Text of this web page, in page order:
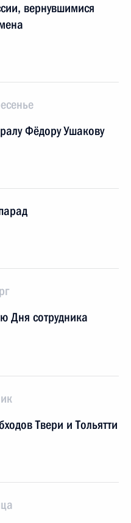
вернувшимися
Фёдору Ушакову
Дня сотрудника
Твери и Тольятти